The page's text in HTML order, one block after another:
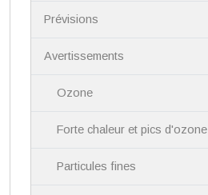
Prévisions
Avertissements
Ozone
Forte chaleur et pics d'ozone
Particules fines